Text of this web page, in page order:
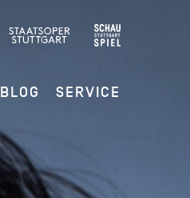
BLOG SERVICE